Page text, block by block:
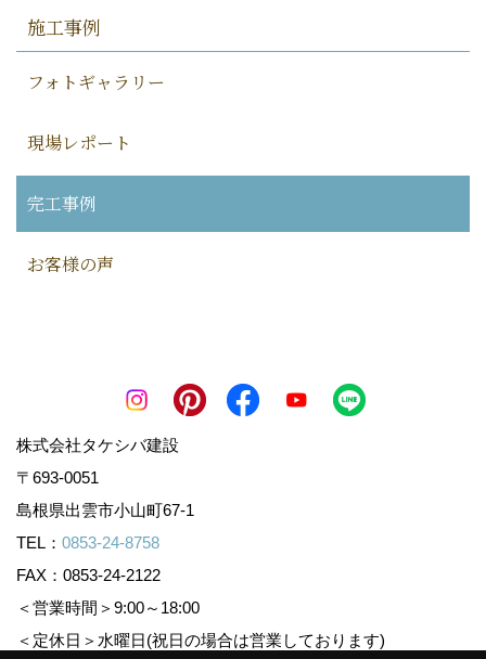
施工事例
フォトギャラリー
現場レポート
完工事例
お客様の声
株式会社タケシバ建設
〒693-0051
島根県出雲市小山町67-1
TEL： 0853-24-8758
FAX：0853-24-2122
＜営業時間＞9:00～18:00
＜定休日＞水曜日(祝日の場合は営業しております)